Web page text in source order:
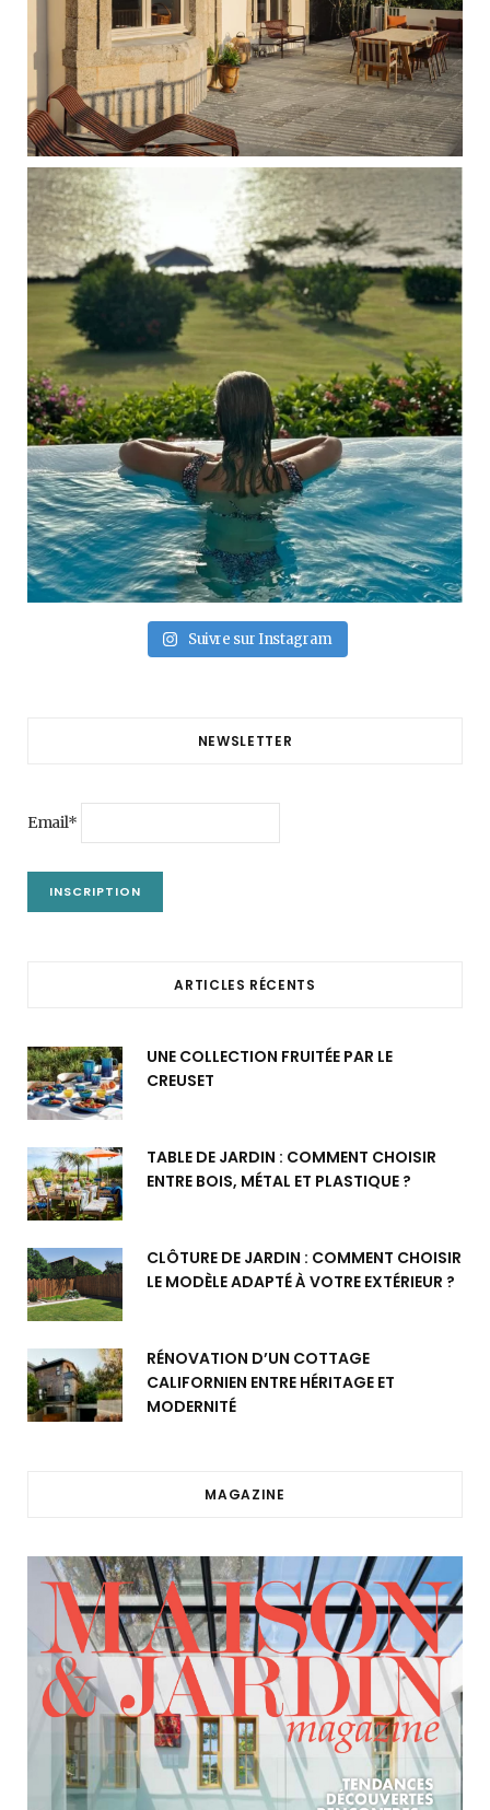
Suivre sur Instagram
NEWSLETTER
Email*
ARTICLES RÉCENTS
UNE COLLECTION FRUITÉE PAR LE
CREUSET
TABLE DE JARDIN : COMMENT CHOISIR
ENTRE BOIS, MÉTAL ET PLASTIQUE ?
CLÔTURE DE JARDIN : COMMENT CHOISIR
LE MODÈLE ADAPTÉ À VOTRE EXTÉRIEUR ?
RÉNOVATION D’UN COTTAGE
CALIFORNIEN ENTRE HÉRITAGE ET
MODERNITÉ
MAGAZINE